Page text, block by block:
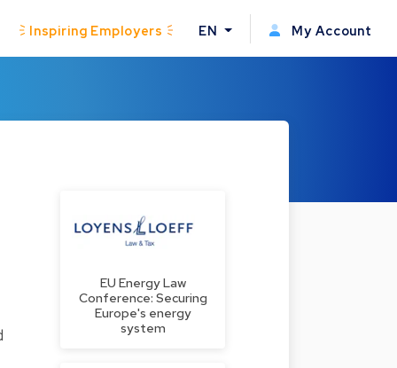
Inspiring Employers EN My Account
EU Energy Law
Conference: Securing
Europe's energy
system